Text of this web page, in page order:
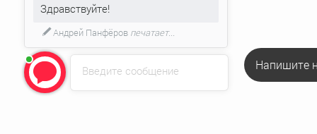
Напишите
Введите сообщение
Здравствуйте!
Андрей Панфёровпечатает...